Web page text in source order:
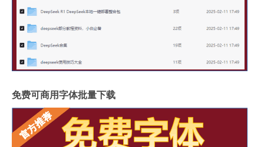
免费可商用字体批量下载